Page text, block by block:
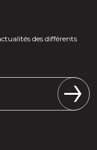
des différents